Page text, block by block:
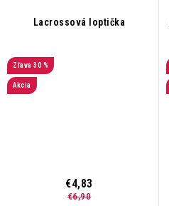
Lacrossová loptička
30 %
Akcia
€4,83
€6,90